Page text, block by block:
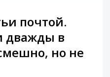
почтой.
дважды в
но не